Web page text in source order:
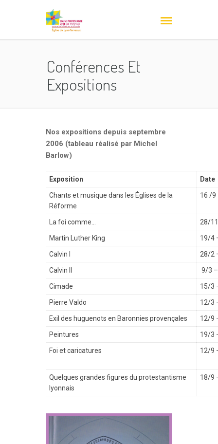
Conférences Et
Expositions
Nos expositions depuis septembre
2006 (tableau réalisé par Michel
Barlow)
Exposition Date
Chants et musique dans les Églises de la
Réforme
16 /9
La foi comme… 28/
Martin Luther King 19/4
Calvin I 28/2
Calvin II 9/3
Cimade 15/3
Pierre Valdo 12/3
Exil des huguenots en Baronnies provençales 12/9
Peintures 19/3
Foi et caricatures 12/9
Quelques grandes figures du protestantisme
lyonnais
18/9